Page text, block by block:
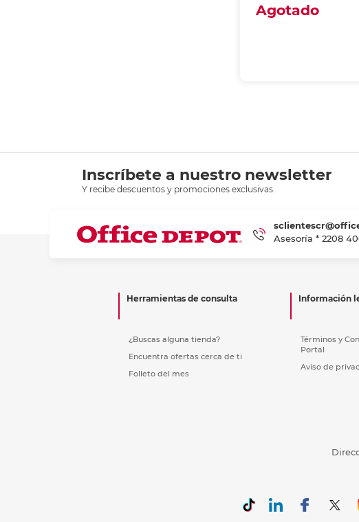
Agotado
Inscríbete a nuestro newsletter
Y recibe descuentos y promociones exclusivas.
Asesoría * 2208
Herramientas de consulta
¿Buscas alguna tienda?
Encuentra ofertas cerca de ti
Folleto del mes
Información
Términos y
Portal
Aviso de